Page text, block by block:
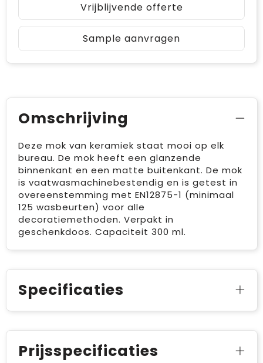
Vrijblijvende offerte
Sample aanvragen
Omschrijving
Deze mok van keramiek staat mooi op elk
bureau. De mok heeft een glanzende
binnenkant en een matte buitenkant. De mok
is vaatwasmachinebestendig en is getest in
overeenstemming met EN12875-1 (minimaal
125 wasbeurten) voor alle
decoratiemethoden. Verpakt in
geschenkdoos. Capaciteit 300 ml.
Specificaties
Prijsspecificaties